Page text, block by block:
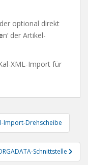
optional direkt
n‘ der Artikel-
XML-Import für
Import-Drehscheibe
Schnittstelle